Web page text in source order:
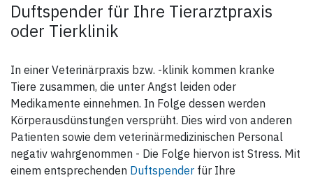
Duftspender für Ihre Tierarztpraxis
oder Tierklinik
In einer Veterinärpraxis bzw. -klinik kommen kranke
Tiere zusammen, die unter Angst leiden oder
Medikamente einnehmen. In Folge dessen werden
Körperausdünstungen versprüht. Dies wird von anderen
Patienten sowie dem veterinärmedizinischen Personal
negativ wahrgenommen - Die Folge hiervon ist Stress. Mit
einem entsprechenden Duftspender für Ihre